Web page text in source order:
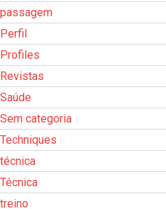
passagem
Perfil
Profiles
Revistas
Saúde
Sem categoria
Techniques
técnica
Técnica
treino